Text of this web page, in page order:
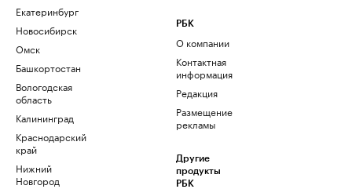
Екатеринбург
Новосибирск
Омск
Башкортостан
Вологодская
область
Калининград
Краснодарский
край
Нижний
Новгород
РБК
О компании
Контактная
информация
Редакция
Размещение
рекламы
Другие
продукты
РБК